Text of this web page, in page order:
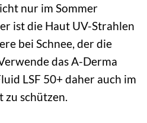
nur im Sommer
ist die Haut UV-Strahlen
bei Schnee, der die
das A-Derma
LSF 50+ daher auch im
zu schützen.